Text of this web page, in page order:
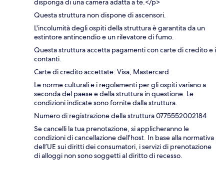
disponga di una camera adatta a te.</p>
Questa struttura non dispone di ascensori.
L'incolumità degli ospiti della struttura è garantita da un
estintore antincendio e un rilevatore di fumo.
Questa struttura accetta pagamenti con carte di credito e i
contanti.
Carte di credito accettate: Visa, Mastercard
Le norme culturali e i regolamenti per gli ospiti variano a
seconda del paese e della struttura in questione. Le
condizioni indicate sono fornite dalla struttura.
Numero di registrazione della struttura 0775552002184
Se cancelli la tua prenotazione, si applicheranno le
condizioni di cancellazione dell’host. In base alla normativa
dell’UE sui diritti dei consumatori, i servizi di prenotazione
di alloggi non sono soggetti al diritto di recesso.